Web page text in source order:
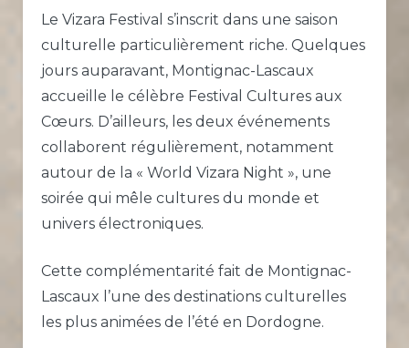
Le Vizara Festival s’inscrit dans une saison
culturelle particulièrement riche. Quelques
jours auparavant, Montignac-Lascaux
accueille le célèbre Festival Cultures aux
Cœurs. D’ailleurs, les deux événements
collaborent régulièrement, notamment
autour de la « World Vizara Night », une
soirée qui mêle cultures du monde et
univers électroniques.
Cette complémentarité fait de Montignac-
Lascaux l’une des destinations culturelles
les plus animées de l’été en Dordogne.